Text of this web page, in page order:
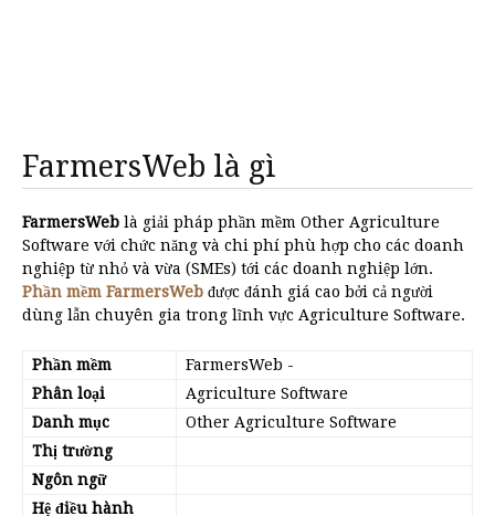
FarmersWeb là gì
FarmersWeb là giải pháp phần mềm Other Agriculture
Software với chức năng và chi phí phù hợp cho các doanh
nghiệp từ nhỏ và vừa (SMEs) tới các doanh nghiệp lớn.
Phần mềm FarmersWeb được đánh giá cao bởi cả người
dùng lẫn chuyên gia trong lĩnh vực Agriculture Software.
Phần mềm FarmersWeb -
Phân loại
Agriculture Software
Danh mục
Other Agriculture Software
Thị trường
Ngôn ngữ
Hệ điều hành